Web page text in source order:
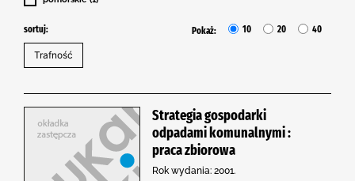
sortuj: Pokaż: 10 20 40
Strategia gospodarki
odpadami komunalnymi :
praca zbiorowa
Rok wydania: 2001.